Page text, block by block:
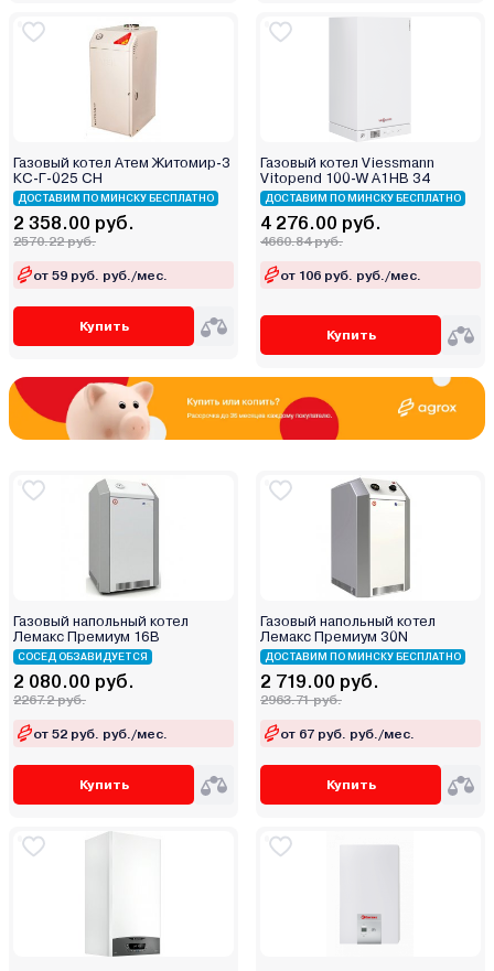
Газовый котел Атем Житомир-3
КС-Г-025 СН
ДОСТАВИМ ПО МИНСКУ БЕСПЛАТНО
2 358.00 руб.
2570.22 руб.
от 59 руб. руб./мес.
Купить
Газовый котел Viessmann
Vitopend 100-W A1HB 34
ДОСТАВИМ ПО МИНСКУ БЕСПЛАТНО
4 276.00 руб.
4660.84 руб.
от 106 руб. руб./мес.
Купить
Газовый напольный котел
Лемакс Премиум 16В
СОСЕД ОБЗАВИДУЕТСЯ
2 080.00 руб.
2267.2 руб.
от 52 руб. руб./мес.
Купить
Газовый напольный котел
Лемакс Премиум 30N
ДОСТАВИМ ПО МИНСКУ БЕСПЛАТНО
2 719.00 руб.
2963.71 руб.
от 67 руб. руб./мес.
Купить